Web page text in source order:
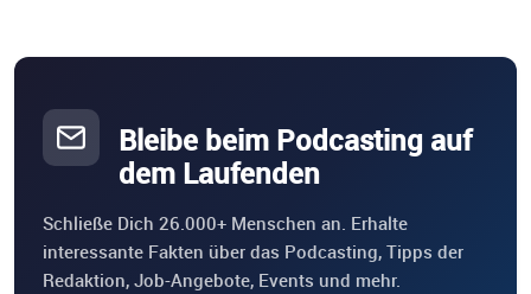
Bleibe beim Podcasting auf
dem Laufenden
Schließe Dich 26.000+ Menschen an. Erhalte
interessante Fakten über das Podcasting, Tipps der
Redaktion, Job-Angebote, Events und mehr.